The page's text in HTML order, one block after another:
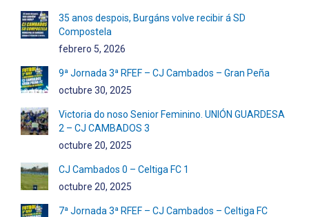
35 anos despois, Burgáns volve recibir á SD
Compostela
febrero 5, 2026
9ª Jornada 3ª RFEF – CJ Cambados – Gran Peña
octubre 30, 2025
Victoria do noso Senior Feminino. UNIÓN GUARDESA
2 – CJ CAMBADOS 3
octubre 20, 2025
CJ Cambados 0 – Celtiga FC 1
octubre 20, 2025
7ª Jornada 3ª RFEF – CJ Cambados – Celtiga FC